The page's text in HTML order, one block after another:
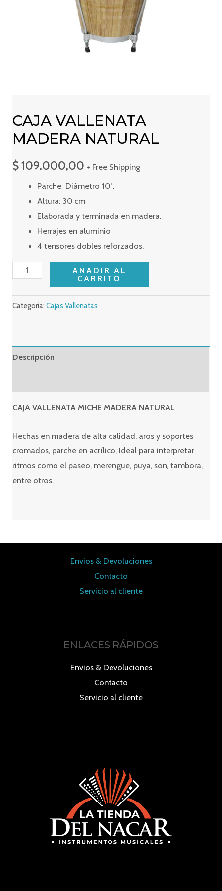
CAJA VALLENATA
MADERA NATURAL
$109.000,00 + Free Shipping
Parche Diámetro 10″.
Altura: 30 cm
Elaborada y terminada en madera.
Herrajes en aluminio
4 tensores dobles reforzados.
CAJA
MADERA
NATURAL
AÑADIR AL
CARRITO
Categoría:Cajas Vallenatas
Descripción
CAJA VALLENATA MICHE MADERA NATURAL
Hechas en madera de alta calidad, aros y soportes
cromados, parche en acrílico, Ideal para interpretar
ritmos como el paseo, merengue, puya, son, tambora,
entre otros.
Envios & Devoluciones
Contacto
Servicio al cliente
ENLACES RÁPIDOS
Envios & Devoluciones
Contacto
Servicio al cliente